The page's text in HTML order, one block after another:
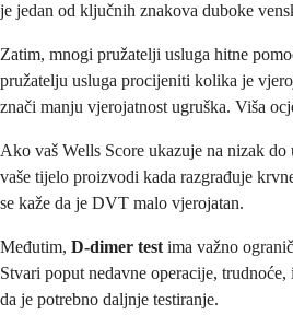
je jedan od ključnih znakova duboke
Zatim, mnogi pružatelji usluga hitne
pružatelju usluga procijeniti kolika je
znači manju vjerojatnost ugruška. Viša
Ako vaš Wells Score ukazuje na nizak
vaše tijelo proizvodi kada razgrađuje
se kaže da je DVT malo vjerojatan.
Međutim, D-dimer test ima važno
Stvari poput nedavne operacije,
da je potrebno daljnje testiranje.